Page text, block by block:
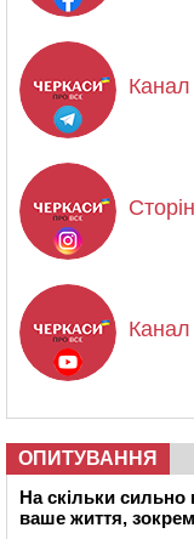
Канал
ОПИТУВАННЯ
На скільки
ваше життя,